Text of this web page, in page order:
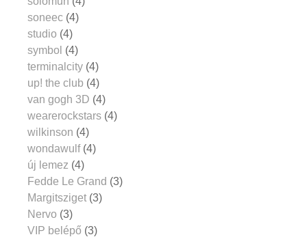
soneec (4)
studio (4)
symbol (4)
terminalcity (4)
up! the club (4)
van gogh 3D (4)
wearerockstars (4)
wilkinson (4)
wondawulf (4)
új lemez (4)
Fedde Le Grand (3)
Margitsziget (3)
Nervo (3)
VIP belépő (3)